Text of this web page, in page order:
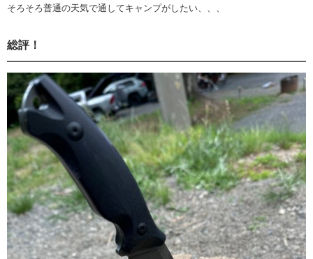
そろそろ普通の天気で通してキャンプがしたい、、、
総評！